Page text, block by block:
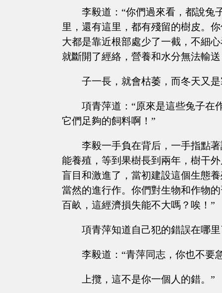
李毅道：“你們過來看，都說兔
里，還有這里，都有殘留的樹皮。
大都是靠近根部處少了一截，不細
就斷開了經絡，營養和水分無法輸
子一長，就會枯萎，而冬天又
項青萍道：“原來是這些兔子在
它們足夠的飼料啊！”
李毅一手負在背后，一手指點
能養殖，等到果樹長到兩年，樹干
盲目和激進了，當初建設這個生態
當然的進行作。你們對生物和作物
百畝，這經濟損失能不大嗎？唉！”
項青萍知道自己犯的錯誤在哪
李毅道：“青萍同志，你也不要
上攬，這不是你一個人的錯。”